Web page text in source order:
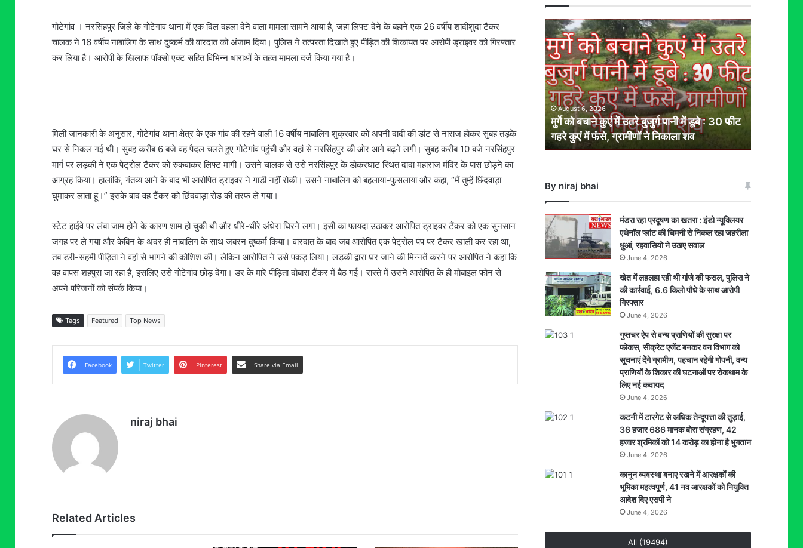
गोटेगांव । नरसिंहपुर जिले के गोटेगांव थाना में एक दिल दहला देने वाला मामला सामने आया है, जहां लिफ्ट देने के बहाने एक 26 वर्षीय शादीशुदा टैंकर
चालक ने 16 वर्षीय नाबालिग के साथ दुष्कर्म की वारदात को अंजाम दिया। पुलिस ने तत्परता दिखाते हुए पीड़ित की शिकायत पर आरोपी ड्राइवर को गिरफ्तार
कर लिया है। आरोपी के खिलाफ पॉक्सो एक्ट सहित विभिन्न धाराओं के तहत मामला दर्ज किया गया है।
मिली जानकारी के अनुसार, गोटेगांव थाना क्षेत्र के एक गांव की रहने वाली 16 वर्षीय नाबालिग शुक्रवार को अपनी दादी की डांट से नाराज होकर सुबह तड़के
घर से निकल गई थी। सुबह करीब 6 बजे वह पैदल चलते हुए गोटेगांव पहुंची और वहां से नरसिंहपुर की ओर आगे बढ़ने लगी। सुबह करीब 10 बजे नरसिंहपुर
मार्ग पर लड़की ने एक पेट्रोल टैंकर को रुकवाकर लिफ्ट मांगी। उसने चालक से उसे नरसिंहपुर के डोकरघाट स्थित दादा महाराज मंदिर के पास छोड़ने का
आग्रह किया। हालांकि, गंतव्य आने के बाद भी आरोपित ड्राइवर ने गाड़ी नहीं रोकी। उसने नाबालिग को बहलाया-फुसलाया और कहा, “मैं तुम्हें छिंदवाड़ा
घुमाकर लाता हूं।” इसके बाद वह टैंकर को छिंदवाड़ा रोड की तरफ ले गया।
स्टेट हाईवे पर लंबा जाम होने के कारण शाम हो चुकी थी और धीरे-धीरे अंधेरा घिरने लगा। इसी का फायदा उठाकर आरोपित ड्राइवर टैंकर को एक सुनसान
जगह पर ले गया और केबिन के अंदर ही नाबालिग के साथ जबरन दुष्कर्म किया। वारदात के बाद जब आरोपित एक पेट्रोल पंप पर टैंकर खाली कर रहा था,
तब डरी-सहमी पीड़िता ने वहां से भागने की कोशिश की। लेकिन आरोपित ने उसे पकड़ लिया। लड़की द्वारा घर जाने की मिन्नतें करने पर आरोपित ने कहा कि
वह वापस शहपुरा जा रहा है, इसलिए उसे गोटेगांव छोड़ देगा। डर के मारे पीड़िता दोबारा टैंकर में बैठ गई। रास्ते में उसने आरोपित के ही मोबाइल फोन से
अपने परिजनों को संपर्क किया।
Tags Featured Top News
Facebook Twitter Pinterest Share via Email
niraj bhai
Related Articles
मुर्गे
को
बचाने
कुएं
में
उतरे
बुजुर्ग
पानी
डूबे
:
गहरे
कुएं
फंसे,
ग्रामीणों
ने
निकाला
शव
August 6, 2026
मुर्गे को बचाने कुएं में उतरे बुजुर्ग पानी में डूबे : 30 फीट
गहरे कुएं में फंसे, ग्रामीणों ने निकाला शव
By niraj bhai
मंडरा रहा प्रदूषण का खतरा : इंडो न्यूक्लियर
एथेनॉल प्लांट की चिमनी से निकल रहा जहरीला
धुआं, रहवासियो ने उठाए सवाल
June 4, 2026
खेत में लहलहा रही थी गांजे की फसल, पुलिस ने
की कार्रवाई, 6.6 किलो पौधे के साथ आरोपी
गिरफ्तार
June 4, 2026
गुप्तचर ऐप से वन्य प्राणियों की सुरक्षा पर
फोकस, सीक्रेट एजेंट बनकर वन विभाग को
सूचनाएं देेंगे ग्रामीण, पहचान रहेगी गोपनी, वन्य
प्राणियों के शिकार की घटनाओं पर रोकथाम के
लिए नई कवायद
June 4, 2026
कटनी में टारगेट से अधिक तेन्दूपत्ता की तुड़ाई,
36 हजार 686 मानक बोरा संग्रहण, 42
हजार श्रमिकों को 14 करोड़ का होना है भुगतान
June 4, 2026
कानून व्यवस्था बनाए रखने में आरक्षकों की
भूमिका महत्वपूर्ण, 41 नव आरक्षकों को नियुक्ति
आदेश दिए एसपी ने
June 4, 2026
All (19494)